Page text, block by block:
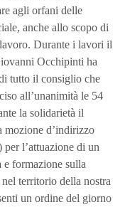
agli orfani delle
anche allo scopo di
Durante i lavori il
Occhipinti ha
tutto il consiglio che
all’unanimità le 54
la solidarietà il
mozione d’indirizzo
l’attuazione di un
formazione sulla
territorio della nostra
un ordine del giorno